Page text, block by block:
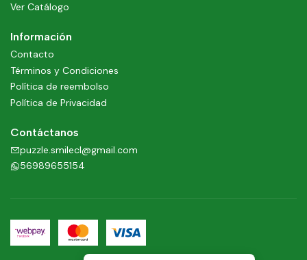
Ver Catálogo
Información
Contacto
Términos y Condiciones
Política de reembolso
Política de Privacidad
Contáctanos
puzzle.smilecl@gmail.com
56989655154